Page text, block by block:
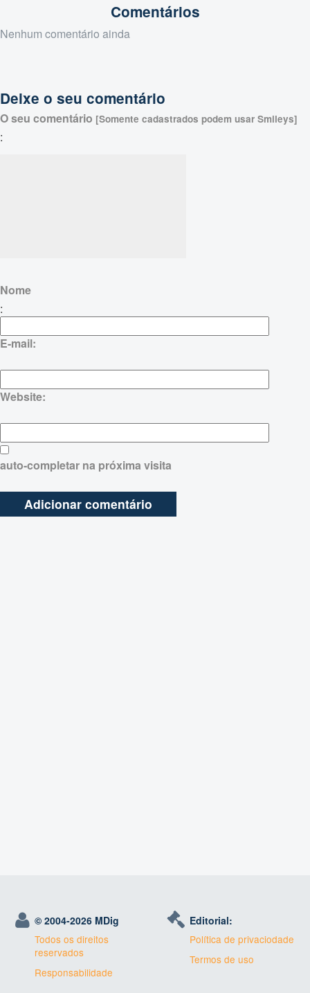
Comentários
Nenhum comentário ainda
Deixe o seu comentário
O seu comentário [Somente cadastrados podem usar Smileys]
:
Nome
:
E-mail:
Website:
auto-completar na próxima visita
© 2004-2026 MDig
Todos os direitos
reservados
Responsabilidade
Editorial:
Política de privaciodade
Termos de uso